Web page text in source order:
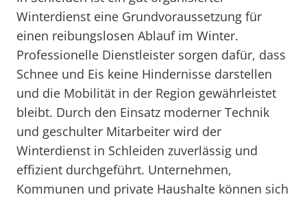
Winterdienst eine Grundvoraussetzung für
einen reibungslosen Ablauf im Winter.
Professionelle Dienstleister sorgen dafür, dass
Schnee und Eis keine Hindernisse darstellen
und die Mobilität in der Region gewährleistet
bleibt. Durch den Einsatz moderner Technik
und geschulter Mitarbeiter wird der
Winterdienst in Schleiden zuverlässig und
effizient durchgeführt. Unternehmen,
Kommunen und private Haushalte können sich